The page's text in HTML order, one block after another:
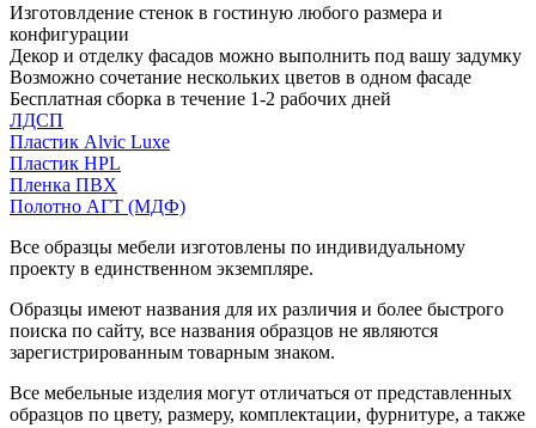
Изготовлдение стенок в гостиную любого размера и
конфигурации
Декор и отделку фасадов можно выполнить под вашу задумку
Возможно сочетание нескольких цветов в одном фасаде
Бесплатная сборка в течение 1-2 рабочих дней
ЛДСП
Пластик Alvic Luxe
Пластик HPL
Пленка ПВХ
Полотно АГТ (МДФ)
Все образцы мебели изготовлены по индивидуальному
проекту в единственном экземпляре.
Образцы имеют названия для их различия и более быстрого
поиска по сайту, все названия образцов не являются
зарегистрированным товарным знаком.
Все мебельные изделия могут отличаться от представленных
образцов по цвету, размеру, комплектации, фурнитуре, а также